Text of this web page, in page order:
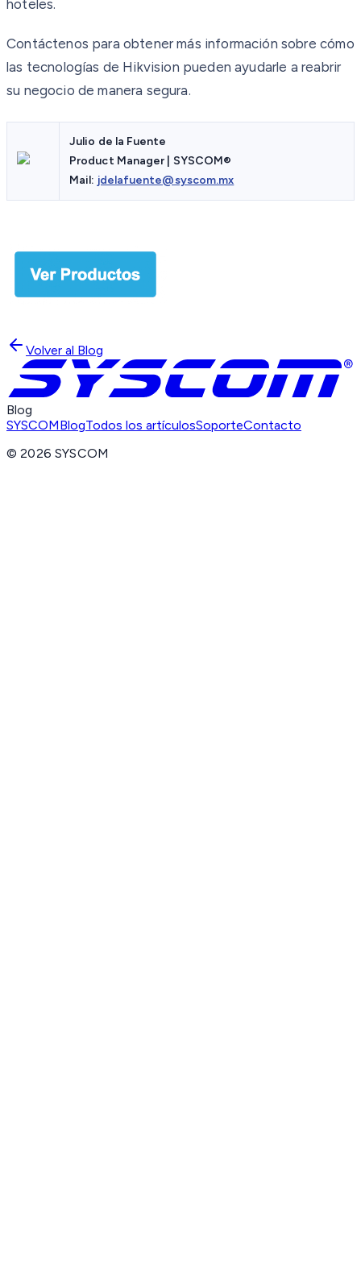
hoteles.
Contáctenos para obtener más información sobre cómo
las tecnologías de Hikvision pueden ayudarle a reabrir
su negocio de manera segura.
Julio de la Fuente
Product Manager | SYSCOM®
Mail: jdelafuente@syscom.mx
Volver al Blog
Blog
SYSCOMBlogTodos los artículosSoporteContacto
©2026 SYSCOM